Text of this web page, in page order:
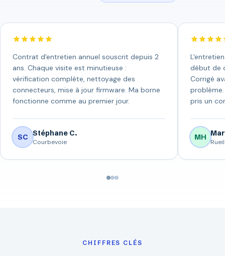
Contrat d'entretien annuel souscrit depuis 2
ans. Chaque visite est minutieuse :
vérification complète, nettoyage des
connecteurs, mise à jour firmware. Ma borne
fonctionne comme au premier jour.
SC Stéphane C.
Courbevoie
début de
Corrigé
pris un
MH
CHIFFRES CLÉS